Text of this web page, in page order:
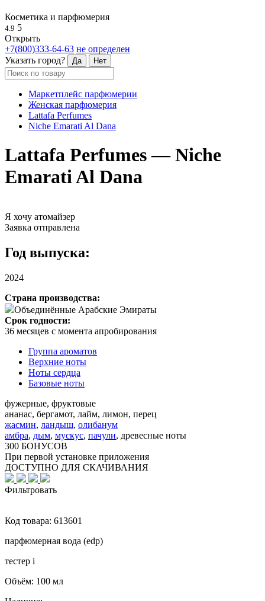
Косметика и парфюмерия
4.9 5
Открыть
+7(800)333-64-63 не определен
Указать город?
Да Нет
Маркетплейс парфюмерии
Женская парфюмерия
Lattafa Perfumes
Niche Emarati Al Dana
Lattafa Perfumes — Niche
Emarati Al Dana
Я хочу атомайзер
Заявка отправлена
Год выпуска:
2024
Страна производства:
Объединённые Арабские Эмираты
Срок годности:
36 месяцев с момента апробирования
Группа ароматов
Верхние ноты
Ноты сердца
Базовые ноты
фужерные, фруктовые
ананас, бергамот, лайм, лимон, перец
жасмин, ландыш, олибанум
амбра, дым, мускус, пачули, древесные ноты
300 БОНУСОВ
При первой установке приложения
ДОСТУПНО ДЛЯ СКАЧИВАНИЯ
Фильтровать
Код товара: 613601
парфюмерная вода (edp)
тестер i
Объём: 100 мл